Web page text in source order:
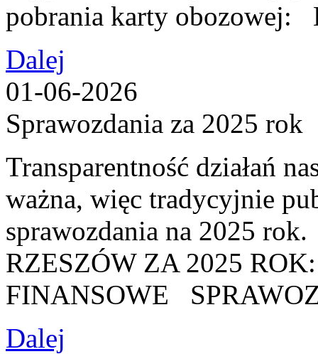
pobrania karty obozowej:
Dalej
01-06-2026
Sprawozdania za 2025 rok
Transparentność działań
ważna, więc tradycyjnie
sprawozdania na 2025
RZESZÓW ZA 2025
FINANSOWE
Dalej